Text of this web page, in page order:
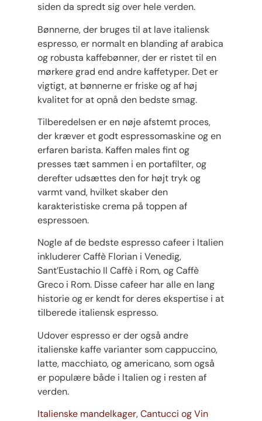
siden da spredt sig over hele verden.
Bønnerne, der bruges til at lave italiensk
espresso, er normalt en blanding af arabica
og robusta kaffebønner, der er ristet til en
mørkere grad end andre kaffetyper. Det er
vigtigt, at bønnerne er friske og af høj
kvalitet for at opnå den bedste smag.
Tilberedelsen er en nøje afstemt proces,
der kræver et godt espressomaskine og en
erfaren barista. Kaffen males fint og
presses tæt sammen i en portafilter, og
derefter udsættes den for højt tryk og
varmt vand, hvilket skaber den
karakteristiske crema på toppen af
espressoen.
Nogle af de bedste espresso cafeer i Italien
inkluderer Caffè Florian i Venedig,
Sant’Eustachio Il Caffè i Rom, og Caffè
Greco i Rom. Disse cafeer har alle en lang
historie og er kendt for deres ekspertise i at
tilberede italiensk espresso.
Udover espresso er der også andre
italienske kaffe varianter som cappuccino,
latte, macchiato, og americano, som også
er populære både i Italien og i resten af
verden.
Italienske mandelkager, Cantucci og Vin